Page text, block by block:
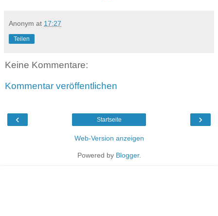
Anonym at 17:27
Teilen
Keine Kommentare:
Kommentar veröffentlichen
‹ ›
Startseite
Web-Version anzeigen
Powered by Blogger.